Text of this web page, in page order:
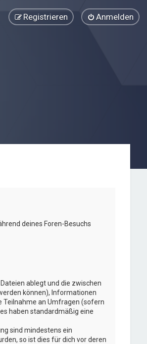
Anmelden
Registrieren
deines Foren-Besuchs
ablegt und die zwischen
können), Informationen
Teilnahme an Umfragen (sofern
haben standardmäßig eine
sind mindestens ein
so ist dies für dich vor deren